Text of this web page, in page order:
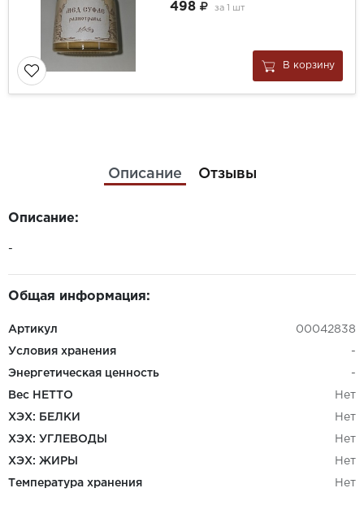
498
за 1 шт
В корзину
Описание Отзывы
Описание:
-
Общая информация:
Артикул 00042838
Условия хранения -
Энергетическая ценность -
Вес НЕТТО Нет
ХЭХ: БЕЛКИ Нет
ХЭХ: УГЛЕВОДЫ Нет
ХЭХ: ЖИРЫ Нет
Температура хранения Нет